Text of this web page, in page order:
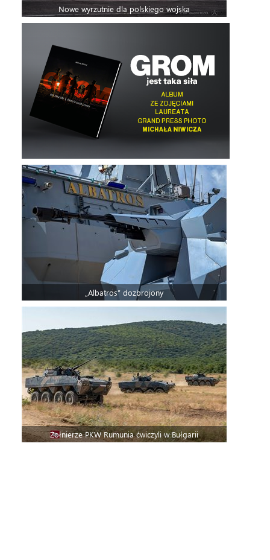
Nowe wyrzutnie dla polskiego wojska
„Albatros” dozbrojony
Żołnierze PKW Rumunia ćwiczyli w Bułgarii